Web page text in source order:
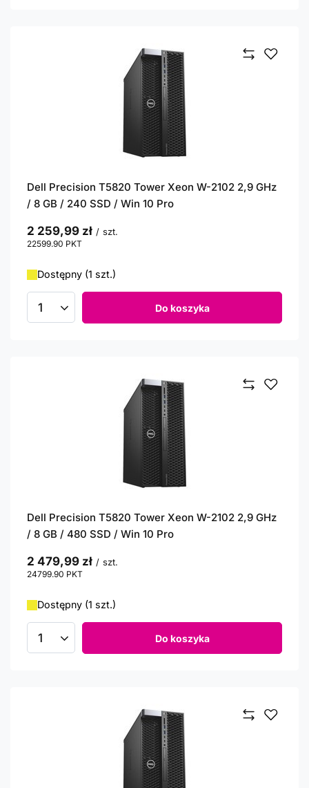
Dell Precision T5820 Tower Xeon W-2102 2,9 GHz
/ 8 GB / 240 SSD / Win 10 Pro
2 259,99 zł / szt.
22599.90 PKT
Dostępny (1 szt.)
Ilość produktów Do koszyka
Dell Precision T5820 Tower Xeon W-2102 2,9 GHz
/ 8 GB / 480 SSD / Win 10 Pro
2 479,99 zł / szt.
24799.90 PKT
Dostępny (1 szt.)
Ilość produktów Do koszyka